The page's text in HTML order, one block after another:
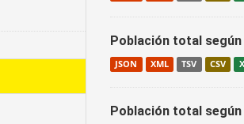
Población total
JSON XML TSV CSV
Población total